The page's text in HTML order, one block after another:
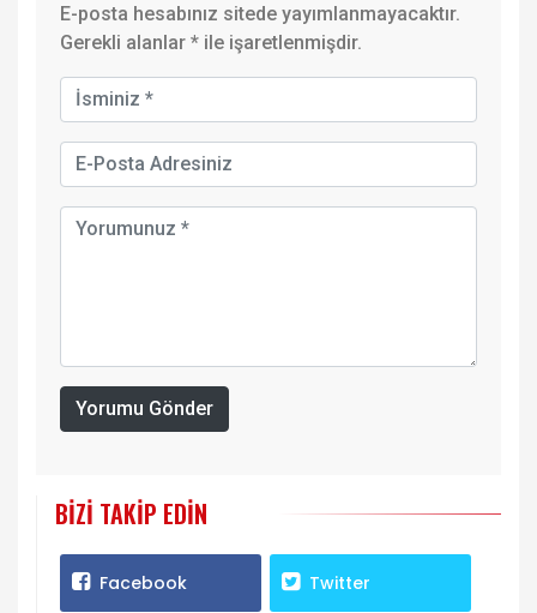
E-posta hesabınız sitede yayımlanmayacaktır.
Gerekli alanlar * ile işaretlenmişdir.
Yorumu Gönder
BIZI TAKIP EDIN
Facebook Twitter